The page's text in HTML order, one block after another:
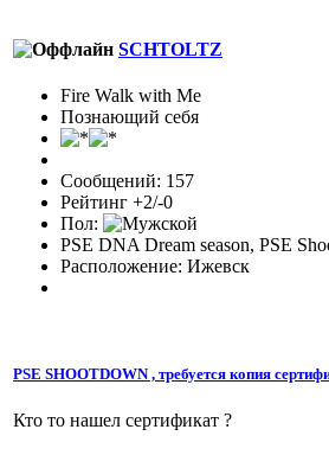
SCHTOLTZ
Fire Walk with Me
Познающий себя
Сообщений: 157
Рейтинг +2/-0
Пол:
PSE DNA Dream season, PSE
Расположение: Ижевск
PSE SHOOTDOWN , требуется копия
Кто то нашел сертификат ?